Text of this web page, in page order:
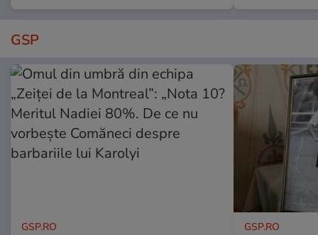
GSP
GSP.RO GSP.RO